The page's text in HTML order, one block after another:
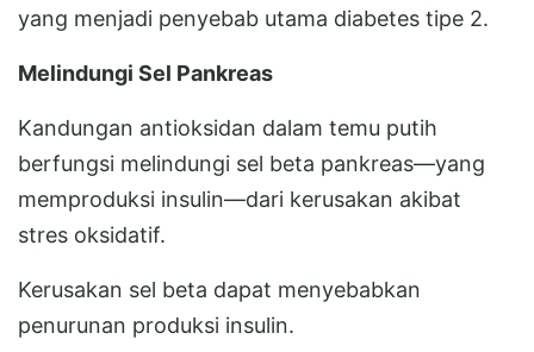
yang menjadi penyebab utama diabetes tipe 2.
Melindungi Sel Pankreas
Kandungan antioksidan dalam temu putih
berfungsi melindungi sel beta pankreas—yang
memproduksi insulin—dari kerusakan akibat
stres oksidatif.
Kerusakan sel beta dapat menyebabkan
penurunan produksi insulin.